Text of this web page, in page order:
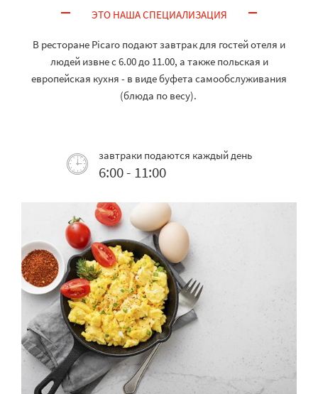
ЭТО НАША СПЕЦИАЛИЗАЦИЯ
В ресторане Picaro подают завтрак для гостей отеля и
людей извне с 6.00 до 11.00, а также польская и
европейская кухня - в виде буфета самообслуживания
(блюда по весу).
завтраки подаются каждый день
6:00 - 11:00